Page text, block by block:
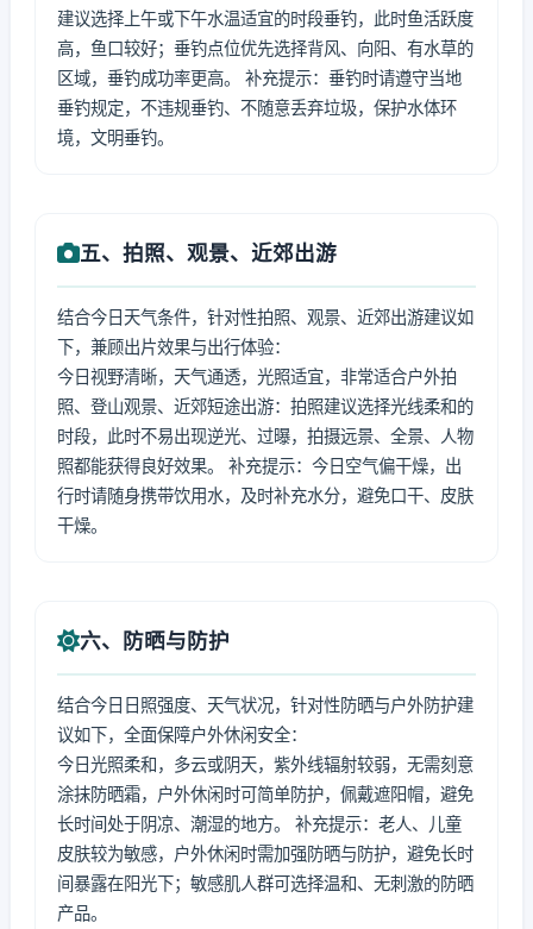
建议选择上午或下午水温适宜的时段垂钓，此时鱼活跃度
高，鱼口较好；垂钓点位优先选择背风、向阳、有水草的
区域，垂钓成功率更高。 补充提示：垂钓时请遵守当地
垂钓规定，不违规垂钓、不随意丢弃垃圾，保护水体环
境，文明垂钓。
五、拍照、观景、近郊出游
结合今日天气条件，针对性拍照、观景、近郊出游建议如
下，兼顾出片效果与出行体验：
今日视野清晰，天气通透，光照适宜，非常适合户外拍
照、登山观景、近郊短途出游：拍照建议选择光线柔和的
时段，此时不易出现逆光、过曝，拍摄远景、全景、人物
照都能获得良好效果。 补充提示：今日空气偏干燥，出
行时请随身携带饮用水，及时补充水分，避免口干、皮肤
干燥。
六、防晒与防护
结合今日日照强度、天气状况，针对性防晒与户外防护建
议如下，全面保障户外休闲安全：
今日光照柔和，多云或阴天，紫外线辐射较弱，无需刻意
涂抹防晒霜，户外休闲时可简单防护，佩戴遮阳帽，避免
长时间处于阴凉、潮湿的地方。 补充提示：老人、儿童
皮肤较为敏感，户外休闲时需加强防晒与防护，避免长时
间暴露在阳光下；敏感肌人群可选择温和、无刺激的防晒
产品。